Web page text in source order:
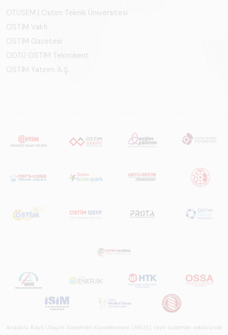
OTÜSEM | Ostim Teknik Üniversitesi
OSTİM Vakfı
OSTİM Gazetesi
ODTÜ OSTİM Teknokent
OSTİM Yatırım A.Ş.
Anadolu Raylı Ulaşım Sistemleri Kümelenmesi (ARUS), raylı sistemler sektöründe